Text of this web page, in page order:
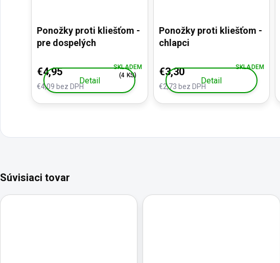
Ponožky proti kliešťom -
pre dospelých
€4,09 bez DPH
€4,95
SKLADEM
(4 KS)
Detail
Ponožky proti kliešťom -
chlapci
€2,73 bez DPH
€3,30 SKLADEM
Detail
Súvisiaci tovar